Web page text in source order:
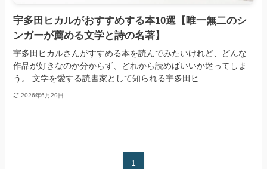
宇多田ヒカルがおすすめする本10選【唯一無二のシ
ンガーが薦める文学と詩の名著】
宇多田ヒカルさんがすすめる本を読んでみたいけれど、どんな
作品が好きなのか分からず、どれから読めばいいか迷ってしま
う。 文学を愛する読書家として知られる宇多田ヒ...
2026年6月29日
1